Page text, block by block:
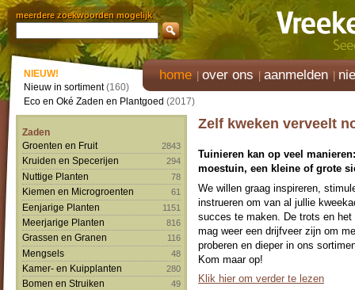
meerdere zoekwoorden mogelijk
home over ons aanmelden
NIEUW!
Nieuw in sortiment(160)
Eco en Oké Zaden en Plantgoed (2017)
Zaden
Groenten en Fruit
2843
Kruiden en Specerijen 294
Nuttige Planten 78
Kiemen en Microgroenten 61
Eenjarige Planten 1151
Meerjarige Planten 816
Grassen en Granen 116
Mengsels 48
Kamer- en Kuipplanten 280
Bomen en Struiken 49
Zelf kweken verveelt
Tuinieren kan op veel
moestuin, een kleine of grote
We willen graag inspireren,
instrueren om van al jullie
succes te maken. De trots en het
mag weer een drijfveer zijn om
proberen en dieper in ons
Kom maar op!
Klik hier om verder te lezen